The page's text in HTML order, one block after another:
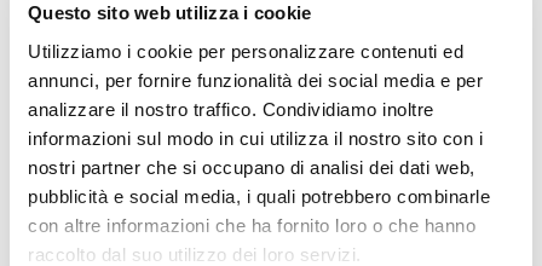
Questo sito web utilizza i cookie
Utilizziamo i cookie per personalizzare contenuti ed
annunci, per fornire funzionalità dei social media e per
analizzare il nostro traffico. Condividiamo inoltre
informazioni sul modo in cui utilizza il nostro sito con i
nostri partner che si occupano di analisi dei dati web,
pubblicità e social media, i quali potrebbero combinarle
con altre informazioni che ha fornito loro o che hanno
raccolto dal suo utilizzo dei loro servizi.